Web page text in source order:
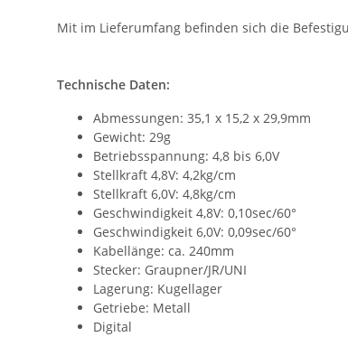
Mit im Lieferumfang befinden sich die
Technische Daten:
Abmessungen: 35,1 x 15,2 x 29,9mm
Gewicht: 29g
Betriebsspannung: 4,8 bis 6,0V
Stellkraft 4,8V: 4,2kg/cm
Stellkraft 6,0V: 4,8kg/cm
Geschwindigkeit 4,8V: 0,10sec/60°
Geschwindigkeit 6,0V: 0,09sec/60°
Kabellänge: ca. 240mm
Stecker: Graupner/JR/UNI
Lagerung: Kugellager
Getriebe: Metall
Digital